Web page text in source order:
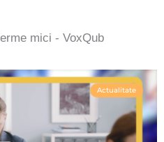
mici - VoxQub
Actualitate